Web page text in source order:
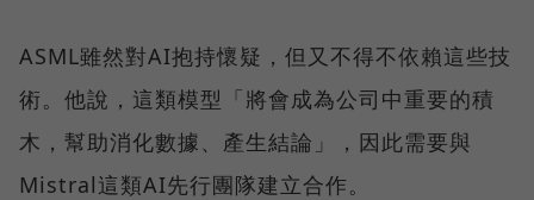
ASML雖然對AI抱持懷疑，但又不得不依賴這些技
術。他說，這類模型「將會成為公司中重要的積
木，幫助消化數據、產生結論」，因此需要與
Mistral這類AI先行團隊建立合作。